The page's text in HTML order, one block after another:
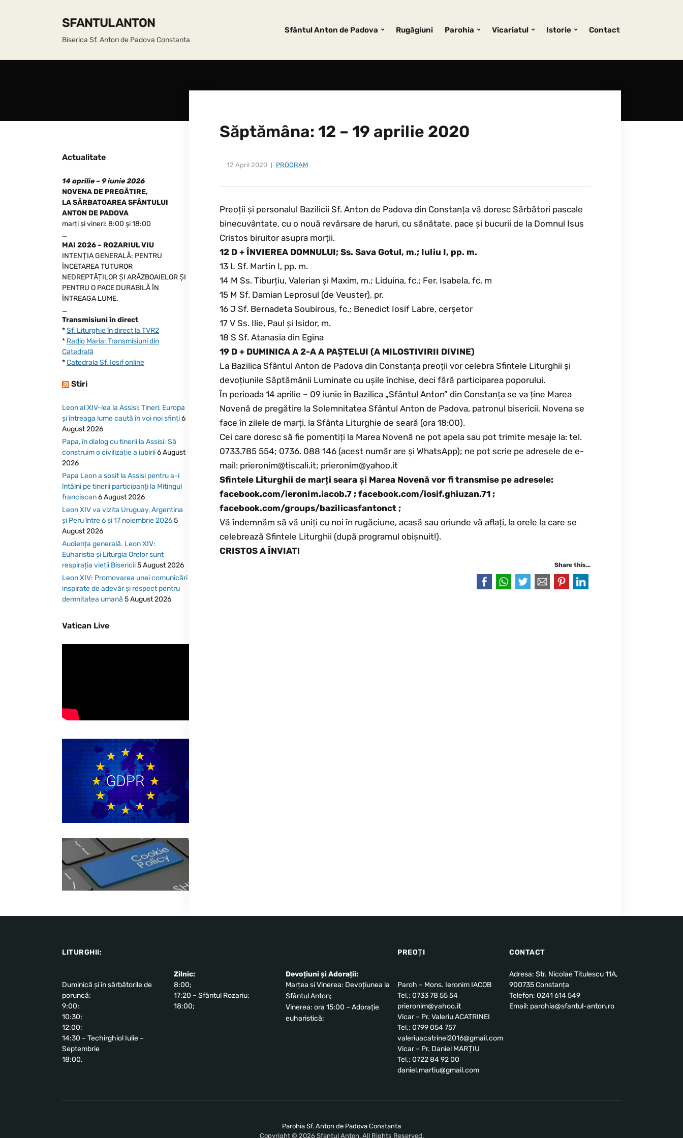
SFANTUL ANTON
Biserica Sf. Anton de Padova Constanta
Sfântul Anton de Padova Rugăgiuni Parohia Vicariatul Istorie Contact
Săptămâna: 12 – 19 aprilie 2020
12 April 2020 PROGRAM
Preoții și personalul Bazilicii Sf. Anton de Padova din Constanța vă doresc Sărbători pascale
binecuvântate, cu o nouă revărsare de haruri, cu sănătate, pace și bucurii de la Domnul Isus
Cristos biruitor asupra morții.
12 D + ÎNVIEREA DOMNULUI; Ss. Sava Gotul, m.; Iuliu I, pp. m.
13 L Sf. Martin I, pp. m.
14 M Ss. Tiburțiu, Valerian și Maxim, m.; Liduina, fc.; Fer. Isabela, fc. m
15 M Sf. Damian Leprosul (de Veuster), pr.
16 J Sf. Bernadeta Soubirous, fc.; Benedict Iosif Labre, cerșetor
17 V Ss. Ilie, Paul și Isidor, m.
18 S Sf. Atanasia din Egina
19 D + DUMINICA A 2-A A PAȘTELUI (A MILOSTIVIRII DIVINE)
La Bazilica Sfântul Anton de Padova din Constanța preoții vor celebra Sfintele Liturghii și
devoțiunile Săptămânii Luminate cu ușile închise, deci fără participarea poporului.
În perioada 14 aprilie – 09 iunie în Bazilica „Sfântul Anton” din Constanța se va ține Marea
Novenă de pregătire la Solemnitatea Sfântul Anton de Padova, patronul bisericii. Novena se
face în zilele de marți, la Sfânta Liturghie de seară (ora 18:00).
Cei care doresc să fie pomentiți la Marea Novenă ne pot apela sau pot trimite mesaje la: tel.
0733.785 554; 0736. 088 146 (acest număr are și WhatsApp); ne pot scrie pe adresele de e-
mail: prieronim@tiscali.it; prieronim@yahoo.it
Sfintele Liturghii de marți seara și Marea Novenă vor fi transmise pe adresele:
facebook.com/ieronim.iacob.7 ; facebook.com/iosif.ghiuzan.71 ;
facebook.com/groups/bazilicasfantonct ;
Vă îndemnăm să vă uniți cu noi în rugăciune, acasă sau oriunde vă aflați, la orele la care se
celebrează Sfintele Liturghii (după programul obișnuit!).
CRISTOS A ÎNVIAT!
Share this...
Actualitate
14 aprilie – 9 iunie 2026
NOVENA DE PREGĂTIRE,
LA SĂRBATOAREA SFÂNTULUI
ANTON DE PADOVA
marți și vineri: 8:00 și 18:00
_
MAI 2026 – ROZARIUL VIU
INTENȚIA GENERALĂ: PENTRU
ÎNCETAREA TUTUROR
NEDREPTĂȚILOR ȘI ARĂZBOAIELOR ȘI
PENTRU O PACE DURABILĂ ÎN
ÎNTREAGA LUME.
_
Transmisiuni în direct
*Sf. Liturghie în direct la TVR2
* Radio Maria: Transmisiuni din
Catedrală
*Catedrala Sf. Iosif online
Stiri
Leon al XIV-lea la Assisi: Tineri, Europa
și întreaga lume caută în voi noi sfinți6
August 2026
Papa, în dialog cu tinerii la Assisi: Să
construim o civilizație a iubirii6 August
2026
Papa Leon a sosit la Assisi pentru a-i
întâlni pe tinerii participanți la Mitingul
franciscan6 August 2026
Leon XIV va vizita Uruguay, Argentina
și Peru între 6 și 17 noiembrie 20265
August 2026
Audiența generală. Leon XIV:
Euharistia și Liturgia Orelor sunt
respirația vieții Bisericii5 August 2026
Leon XIV: Promovarea unei comunicări
inspirate de adevăr și respect pentru
demnitatea umană 5 August 2026
Vatican Live
LITURGHII:
Duminică și în sărbătorile de
poruncă:
9:00;
10:30;
12:00;
14:30 – Techirghiol Iulie –
Septembrie
18:00.
Zilnic:
8:00;
17:20 – Sfântul Rozariu;
18:00;
Devoțiuni și Adorații:
Marțea si Vinerea: Devoțiunea la
Sfântul Anton;
Vinerea: ora 15:00 – Adorație
euharistică;
PREOȚI
Paroh – Mons. Ieronim IACOB
Tel.: 0733 78 55 54
prieronim@yahoo.it
Vicar – Pr. Valeriu ACATRINEI
Tel.: 0799 054 757
valeriuacatrinei2016@gmail.com
Vicar – Pr. Daniel MARȚIU
Tel.: 0722 84 92 00
daniel.martiu@gmail.com
CONTACT
Adresa: Str. Nicolae Titulescu 11A,
900735 Constanța
Telefon: 0241 614 549
Email: parohia@sfantul-anton.ro
Parohia Sf. Anton de Padova Constanta
Copyright © 2026 Sfantul Anton. All Rights Reserved.